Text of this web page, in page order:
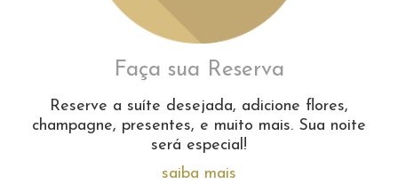
Faça sua Reserva
Reserve a suíte desejada, adicione flores,
champagne, presentes, e muito mais. Sua noite
será especial!
saiba mais